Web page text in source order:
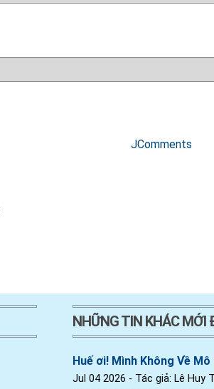
JComments
NHỮNG TIN KHÁC MỚI
Huế ơi! Mình Không Về Mô
Jul 04 2026 - Tác giả: Lê Huy